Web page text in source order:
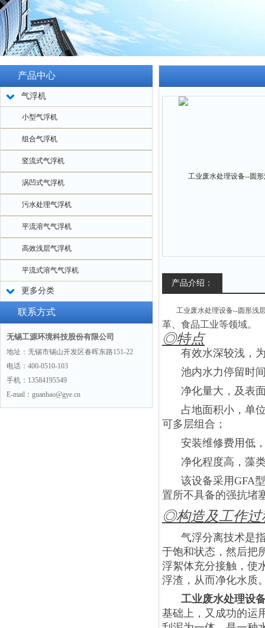
产品中心
气浮机
小型气浮机
组合气浮机
竖流式气浮机
涡凹式气浮机
污水处理气浮机
平流溶气气浮机
高效浅层气浮机
平流式溶气气浮机
更多分类
联系方式
无锡工源环境科技股份有限公司
地址：无锡市锡山开发区春晖东路151-22
电话：400-0510-103
手机：13584195549
E-mail：guanhao@gye.cn
产品介绍：
工业废水处理设备--圆形浅
革、食品工业等领域。
◎特点
有效水深较浅，
池内水力停留时
净化量大，及表
占地面积小，单
可多层组合；
安装维修费用低
净化程度高，藻
该设备采用GFA
置所不具备的强抗堵
◎构造及工作过
气浮分离技术是
于饱和状态，然后把
浮絮体充分接触，使
浮渣，从而净化水质
工业废水处理设
基础上，又成功的运